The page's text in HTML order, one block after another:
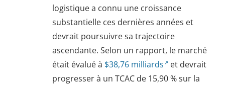
logistique a connu une croissance
substantielle ces dernières années et
devrait poursuivre sa trajectoire
ascendante. Selon un rapport, le marché
était évalué à $38,76 milliards
et devrait
progresser à un TCAC de 15,90 % sur la